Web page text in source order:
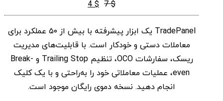
$
7
قیمت
اصلی
$ 7
بود.
$
4 قیمت
فعلی
$ 4
است.
TradePanel یک ابزار پیشرفته با بیش از ۵۰ عملکرد برای
معاملات دستی و خودکار است. با قابلیت‌های مدیریت
ریسک، سفارشات OCO، تنظیم Trailing Stop و Break-
even، عملیات معاملاتی خود را به‌راحتی و با یک کلیک
انجام دهید. نسخه دموی رایگان موجود است.